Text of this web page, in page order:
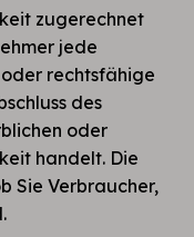
zugerechnet
jede
rechtsfähige
des
oder
handelt. Die
Sie Verbraucher,